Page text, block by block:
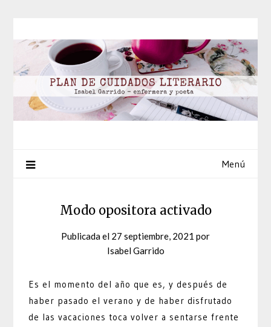
contenido
Menú
Modo opositora activado
Publicada el 27 septiembre, 2021 por
Isabel Garrido
Es el momento del año que es, y después de
haber pasado el verano y de haber disfrutado
de las vacaciones toca volver a sentarse frente